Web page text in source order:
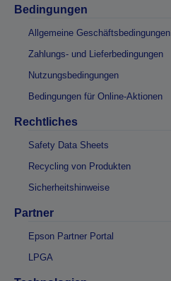
Bedingungen
Allgemeine Geschäftsbedingungen
Zahlungs- und Lieferbedingungen
Nutzungsbedingungen
Bedingungen für Online-Aktionen
Rechtliches
Safety Data Sheets
Recycling von Produkten
Sicherheitshinweise
Partner
Epson Partner Portal
LPGA